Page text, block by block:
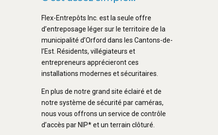
Flex-Entrepôts Inc. est la seule offre
d’entreposage léger sur le territoire de la
municipalité d’Orford dans les Cantons-de-
l’Est. Résidents, villégiateurs et
entrepreneurs apprécieront ces
installations modernes et sécuritaires.
En plus de notre grand site éclairé et de
notre système de sécurité par caméras,
nous vous offrons un service de contrôle
d’accès par NIP* et un terrain clôturé.